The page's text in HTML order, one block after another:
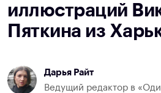
иллюстраций
Пяткина из
Дарья Райт
Ведущий редактор в